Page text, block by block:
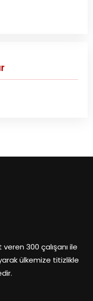
300 çalışanı ile
ülkemize titizlikle